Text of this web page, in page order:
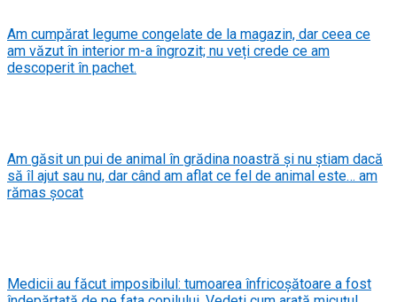
Am cumpărat legume congelate de la magazin, dar ceea ce
am văzut în interior m-a îngrozit; nu veți crede ce am
descoperit în pachet.
Am găsit un pui de animal în grădina noastră și nu știam dacă
să îl ajut sau nu, dar când am aflat ce fel de animal este… am
rămas șocat
Medicii au făcut imposibilul: tumoarea înfricoșătoare a fost